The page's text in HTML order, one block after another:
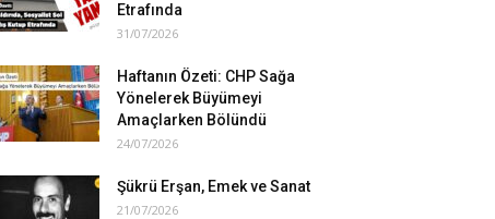
Etrafında
31/07/2026
Haftanın Özeti: CHP Sağa
Yönelerek Büyümeyi
Amaçlarken Bölündü
24/07/2026
Şükrü Erşan, Emek ve Sanat
21/07/2026